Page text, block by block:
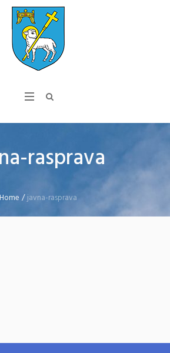
rasprava
Home /javna-rasprava